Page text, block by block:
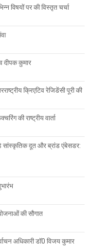
विषयों पर की विस्तृत चर्चा
दीपक कुमार
क्रिएटिव रेजिडेंसी पूरी की
की राष्ट्रीय वार्ता
सांस्कृतिक दूत और ब्रांड एंबेसडर:
की सौगात
अधिकारी डॉ0 विजय कुमार